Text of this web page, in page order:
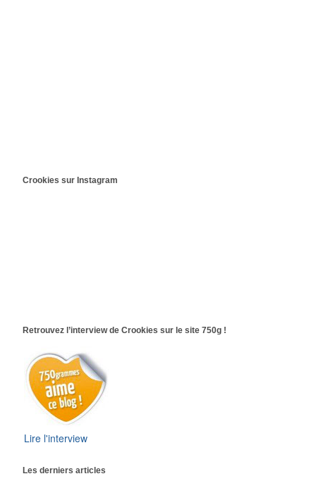
Crookies sur Instagram
Retrouvez l’interview de Crookies sur le site 750g !
Lire l'interview
Les derniers articles